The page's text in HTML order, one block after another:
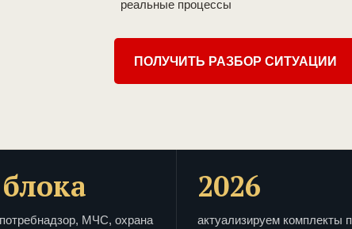
реальные процессы
ПОЛУЧИТЬ РАЗБОР СИТУАЦИИ
МЧС, охрана
2026
актуализируем комплекты